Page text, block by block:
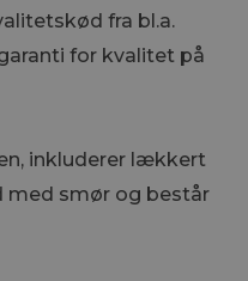
fra bl.a.
for kvalitet på
inkluderer lækkert
smør og består